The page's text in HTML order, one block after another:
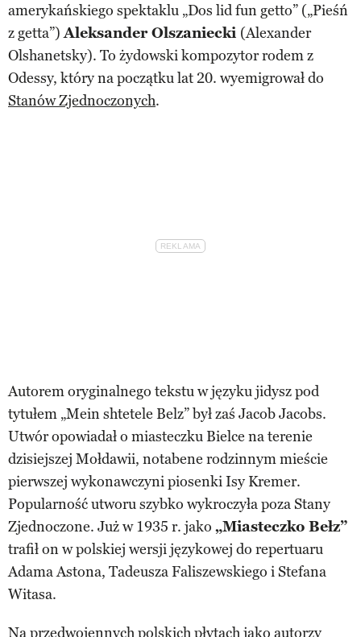
amerykańskiego spektaklu „Dos lid fun getto” („Pieśń
z getta”)Aleksander Olszaniecki (Alexander
Olshanetsky). To żydowski kompozytor rodem z
Odessy, który na początku lat 20. wyemigrował do
Stanów Zjednoczonych.
Autorem oryginalnego tekstu w języku jidysz pod
tytułem „Mein shtetele Belz” był zaś Jacob Jacobs.
Utwór opowiadał o miasteczku Bielce na terenie
dzisiejszej Mołdawii, notabene rodzinnym mieście
pierwszej wykonawczyni piosenki Isy Kremer.
Popularność utworu szybko wykroczyła poza Stany
Zjednoczone. Już w 1935 r. jako „Miasteczko Bełz”
trafił on w polskiej wersji językowej do repertuaru
Adama Astona, Tadeusza Faliszewskiego i Stefana
Witasa.
Na przedwojennych polskich płytach jako autorzy